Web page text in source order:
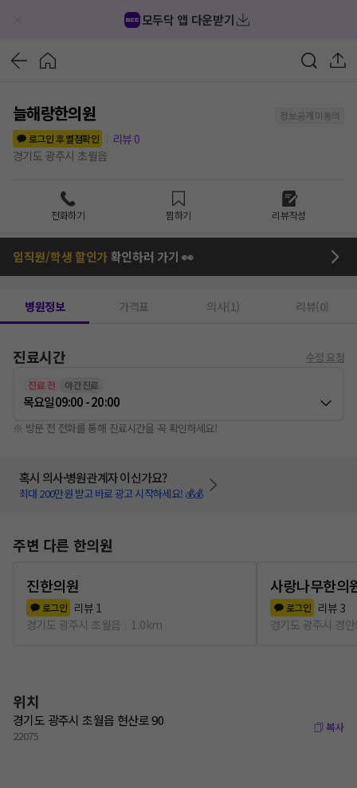
모두닥 앱 다운받기
늘해랑한의원
정보공개 미동의
로그인 후 별점확인
리뷰 0
경기도 광주시 초월읍
전화하기 찜하기 리뷰작성
임직원/학생 할인가확인하러 가기 👀
병원정보 가격표 의사(1) 리뷰(0)
진료시간 수정 요청
진료 전 야간진료
목요일09:00 - 20:00
※ 방문 전 전화를 통해 진료시간을 꼭 확인하세요!
혹시 의사·병원관계자 이신가요?
최대 200만원 받고 바로 광고 시작하세요! 💰💰
주변 다른 한의원
진한의원
로그인 리뷰 1
경기도 광주시 초월읍
1.0km
사랑나무한의
로그인 리뷰 3
경기도 광주시 경
위치
경기도 광주시 초월읍 현산로 90
22075
복사